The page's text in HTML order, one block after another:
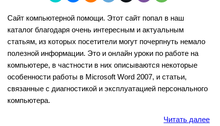
Сайт компьютерной помощи. Этот сайт попал в наш
каталог благодаря очень интересным и актуальным
статьям, из которых посетители могут почерпнуть немало
полезной информации. Это и онлайн уроки по работе на
компьютере, в частности в них описываются некоторые
особенности работы в Microsoft Word 2007, и статьи,
связанные с диагностикой и эксплуатацией персонального
компьютера.
Читать далее